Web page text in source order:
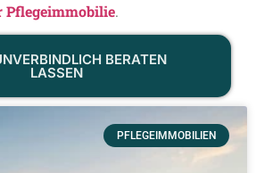
Pflegeimmobilie.
BERATEN
LASSEN
PFLEGEIMMOBILIEN